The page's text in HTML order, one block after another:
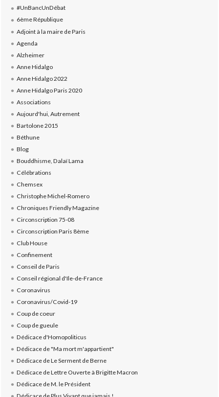
#UnBancUnDébat
6ème République
Adjoint à la maire de Paris
Agenda
Alzheimer
Anne Hidalgo
Anne Hidalgo 2022
Anne Hidalgo Paris 2020
Associations
Aujourd'hui, Autrement
Bartolone 2015
Béthune
Blog
Bouddhisme, Dalaï Lama
Célébrations
Chemsex
Christophe Michel-Romero
Chroniques Friendly Magazine
Circonscription 75-08
Circonscription Paris 8ème
Club House
Confinement
Conseil de Paris
Conseil régional d'Ile-de-France
Coronavirus
Coronavirus/Covid-19
Coup de coeur
Coup de gueule
Dédicace d'Homopoliticus
Dédicace de "Ma mort m'appartient"
Dédicace de Le Serment de Berne
Dédicace de Lettre Ouverte à Brigitte Macron
Dédicace de M. le Président